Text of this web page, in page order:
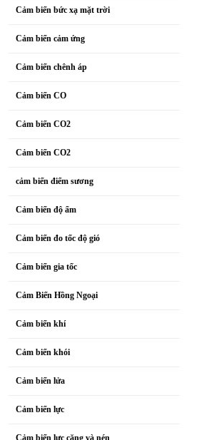
Cảm biến bức xạ mặt trời
Cảm biến cảm ứng
Cảm biến chênh áp
Cảm biến CO
Cảm biến CO2
Cảm biến CO2
cảm biến điểm sương
Cảm biến độ ẩm
Cảm biến đo tốc độ gió
Cảm biến gia tốc
Cảm Biến Hồng Ngoại
Cảm biến khí
Cảm biến khói
Cảm biến lửa
Cảm biến lực